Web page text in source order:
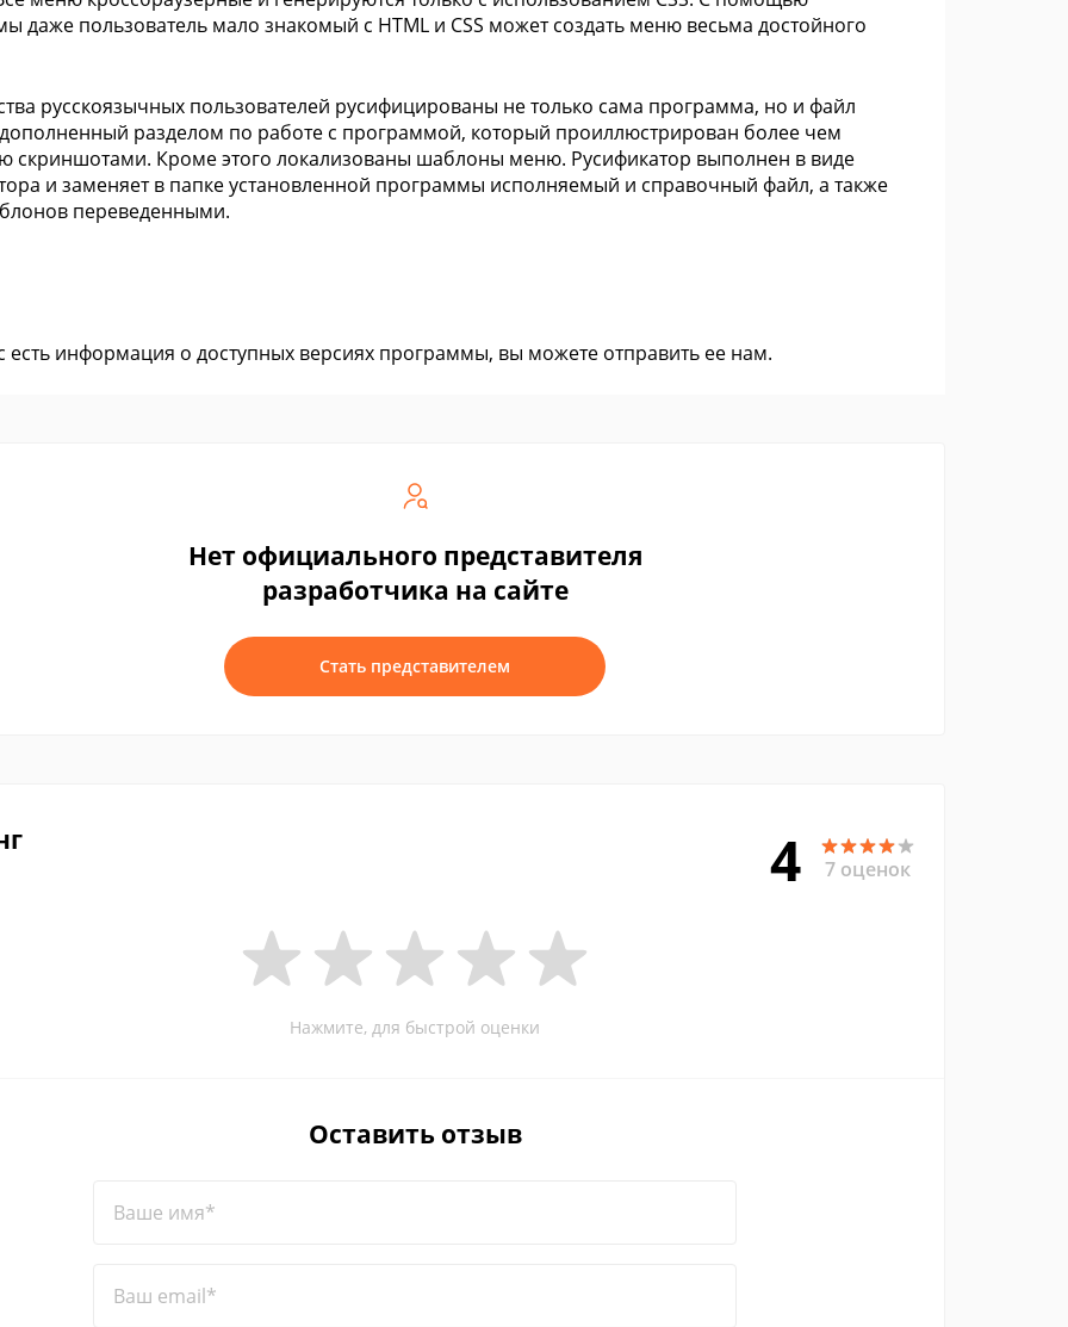
даже пользователь мало знакомый с HTML и CSS может создать меню весьма достойного
русскоязычных пользователей русифицированы не только сама программа, но и файл
разделом по работе с программой, который проиллюстрирован более чем
скриншотами. Кроме этого локализованы шаблоны меню. Русификатор выполнен в виде
и заменяет в папке установленной программы исполняемый и справочный файл, а также
переведенными.
есть информация о доступных версиях программы, вы можете отправить ее нам.
Нет официального представителя
разработчика на сайте
Стать представителем
4 7 оценок
Нажмите, для быстрой оценки
Оставить отзыв
Ваше имя*
Ваш email*